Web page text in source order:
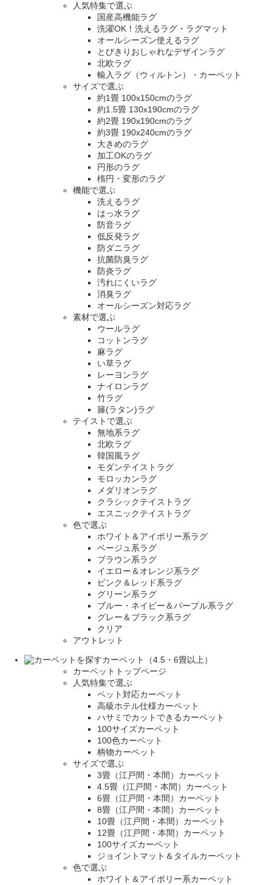
人気特集で選ぶ
国産高機能ラグ
洗濯OK！洗えるラグ・ラグマット
オールシーズン使えるラグ
とびきりおしゃれなデザインラグ
北欧ラグ
輸入ラグ（ウィルトン）・カーペット
サイズで選ぶ
約1畳 100x150cmのラグ
約1.5畳 130x190cmのラグ
約2畳 190x190cmのラグ
約3畳 190x240cmのラグ
大きめのラグ
加工OKのラグ
円形のラグ
楕円・変形のラグ
機能で選ぶ
洗えるラグ
はっ水ラグ
防音ラグ
低反発ラグ
防ダニラグ
抗菌防臭ラグ
防炎ラグ
汚れにくいラグ
消臭ラグ
オールシーズン対応ラグ
素材で選ぶ
ウールラグ
コットンラグ
麻ラグ
い草ラグ
レーヨンラグ
ナイロンラグ
竹ラグ
籐(ラタン)ラグ
テイストで選ぶ
無地系ラグ
北欧ラグ
韓国風ラグ
モダンテイストラグ
モロッカンラグ
メダリオンラグ
クラシックテイストラグ
エスニックテイストラグ
色で選ぶ
ホワイト＆アイボリー系ラグ
ベージュ系ラグ
ブラウン系ラグ
イエロー＆オレンジ系ラグ
ピンク＆レッド系ラグ
グリーン系ラグ
ブルー・ネイビー＆パープル系ラグ
グレー＆ブラック系ラグ
クリア
アウトレット
カーペット（4.5・6畳以上）
カーペットトップページ
人気特集で選ぶ
ペット対応カーペット
高級ホテル仕様カーペット
ハサミでカットできるカーペット
100サイズカーペット
100色カーペット
柄物カーペット
サイズで選ぶ
3畳（江戸間・本間）カーペット
4.5畳（江戸間・本間）カーペット
6畳（江戸間・本間）カーペット
8畳（江戸間・本間）カーペット
10畳（江戸間・本間）カーペット
12畳（江戸間・本間）カーペット
100サイズカーペット
ジョイントマット＆タイルカーペット
色で選ぶ
ホワイト＆アイボリー系カーペット